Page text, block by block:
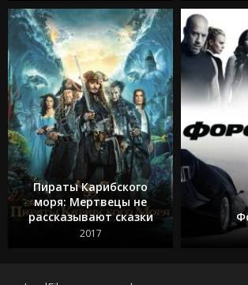
Пираты Карибского
моря: Мертвецы не
рассказывают сказки
2017